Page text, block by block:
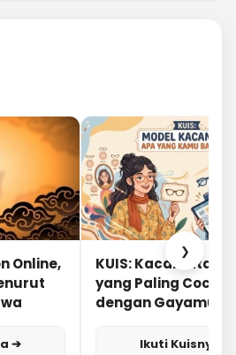
Online,
➔
KUIS: Kacamata Apa
yang Paling Cocok
dengan Gayamu?
Ikuti Kuisnya ➔
❯